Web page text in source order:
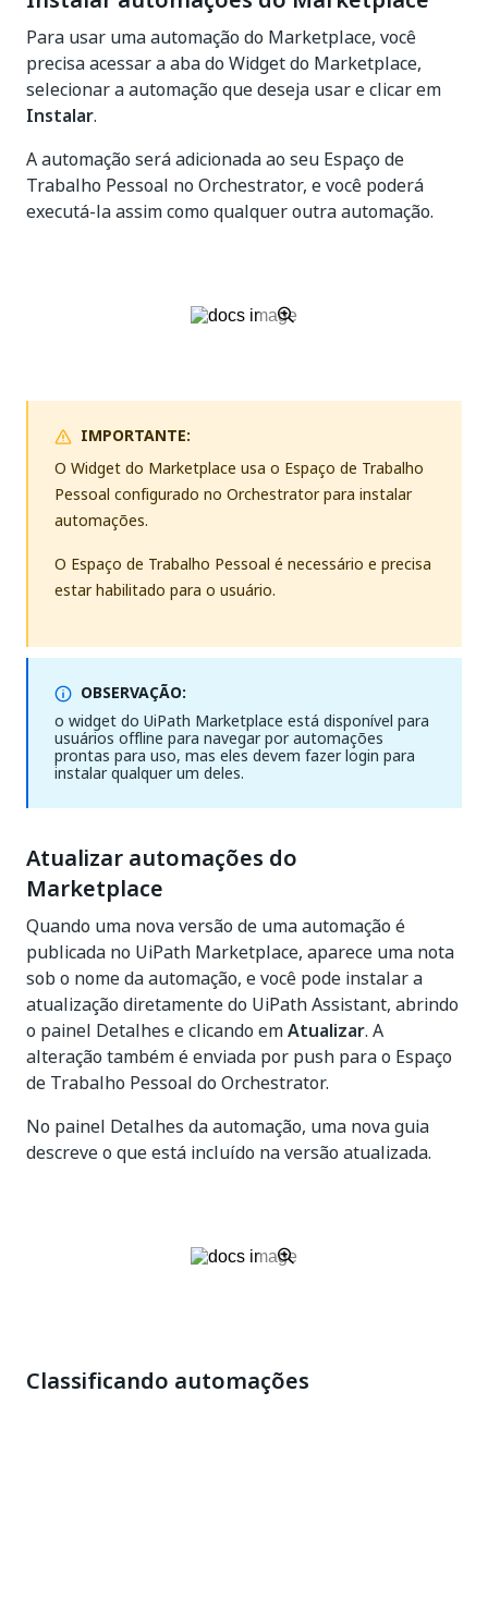
Para usar uma automação do Marketplace, você
precisa acessar a aba do Widget do Marketplace,
selecionar a automação que deseja usar e clicar em
Instalar.
A automação será adicionada ao seu Espaço de
Trabalho Pessoal no Orchestrator, e você poderá
executá-la assim como qualquer outra automação.
IMPORTANTE:
O Widget do Marketplace usa o Espaço de Trabalho
Pessoal configurado no Orchestrator para instalar
automações.
O Espaço de Trabalho Pessoal é necessário e precisa
estar habilitado para o usuário.
OBSERVAÇÃO:
o widget do UiPath Marketplace está disponível para
usuários offline para navegar por automações
prontas para uso, mas eles devem fazer login para
instalar qualquer um deles.
Atualizar automações do
Marketplace
Quando uma nova versão de uma automação é
publicada no UiPath Marketplace, aparece uma nota
sob o nome da automação, e você pode instalar a
atualização diretamente do UiPath Assistant, abrindo
o painel Detalhes e clicando emAtualizar. A
alteração também é enviada por push para o Espaço
de Trabalho Pessoal do Orchestrator.
No painel Detalhes da automação, uma nova guia
descreve o que está incluído na versão atualizada.
Classificando automações